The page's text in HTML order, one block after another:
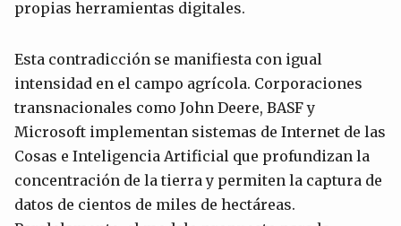
propias herramientas digitales.
Esta contradicción se manifiesta con igual
intensidad en el campo agrícola. Corporaciones
transnacionales como John Deere, BASF y
Microsoft implementan sistemas de Internet de las
Cosas e Inteligencia Artificial que profundizan la
concentración de la tierra y permiten la captura de
datos de cientos de miles de hectáreas.